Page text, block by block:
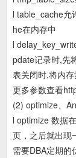
l table_cache允
he在内存中
l
pdate记录时,先
表关闭时,将内
更多参数查看
(2) optimize、
l optimize 数据
页，之后就出现
需要DBA定期的